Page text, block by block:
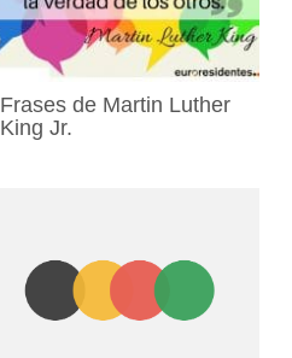
Frases de Martin Luther
King Jr.